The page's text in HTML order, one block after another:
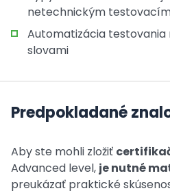
netechnickým
Automatizácia
slovami
Predpokladané
Aby ste mohli zložiť
Advanced level, je nutné
preukázať praktické